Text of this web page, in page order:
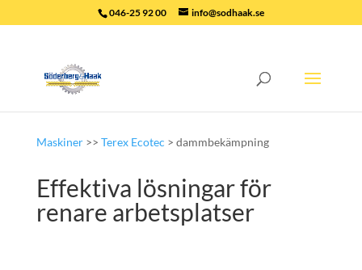
046-25 92 00 info@sodhaak.se
Maskiner>> Terex Ecotec > dammbekämpning
Effektiva lösningar för
renare arbetsplatser